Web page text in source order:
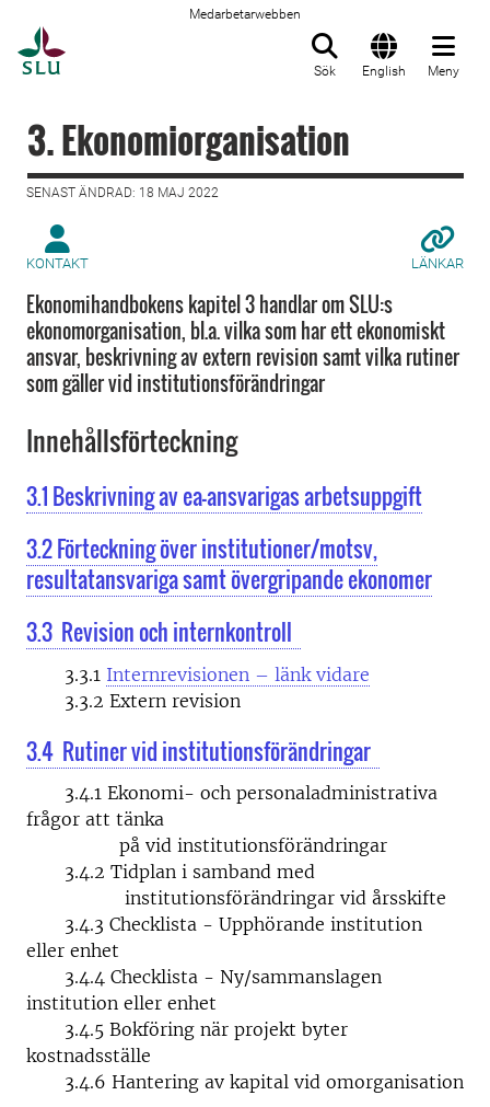
Medarbetarwebben
Sök English Meny
3. Ekonomiorganisation
SENAST ÄNDRAD: 18 MAJ 2022
KONTAKT LÄNKAR
Ekonomihandbokens kapitel 3 handlar om SLU:s
ekonomorganisation, bl.a. vilka som har ett ekonomiskt
ansvar, beskrivning av extern revision samt vilka rutiner
som gäller vid institutionsförändringar
Innehållsförteckning
3.1 Beskrivning av ea-ansvarigas arbetsuppgift
3.2 Förteckning över institutioner/motsv,
resultatansvariga samt övergripande ekonomer
3.3 Revision och internkontroll
3.3.1 Internrevisionen – länk vidare
3.3.2 Extern revision
3.4 Rutiner vid institutionsförändringar
3.4.1 Ekonomi- och personaladministrativa
frågor att tänka
på vid institutionsförändringar
3.4.2 Tidplan i samband med
institutionsförändringar vid årsskifte
3.4.3 Checklista - Upphörande institution
eller enhet
3.4.4 Checklista - Ny/sammanslagen
institution eller enhet
3.4.5 Bokföring när projekt byter
kostnadsställe
3.4.6 Hantering av kapital vid omorganisation